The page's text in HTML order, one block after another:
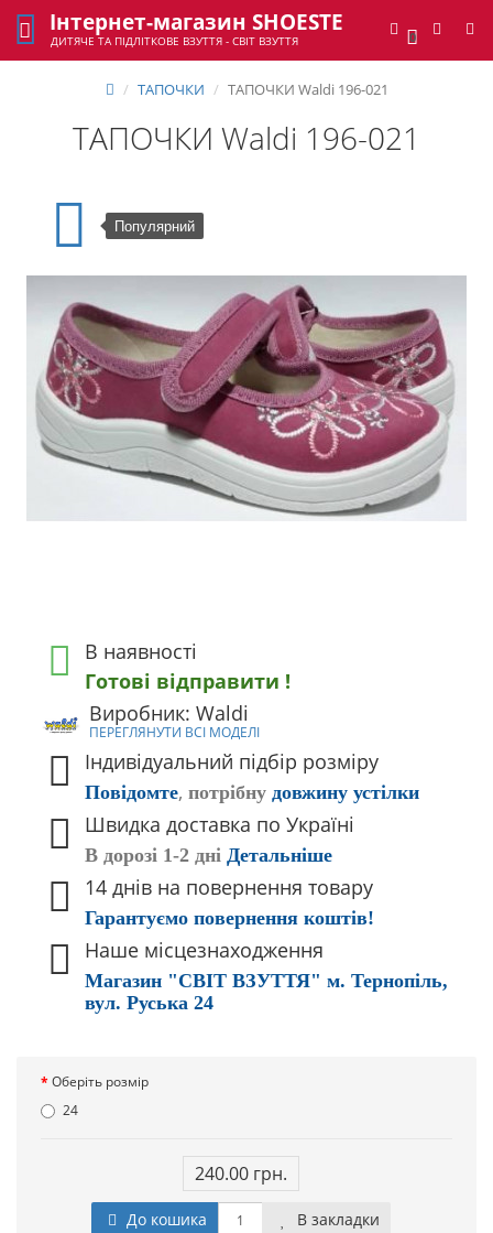
0
Інтернет-магазин SHOESTE
ДИТЯЧЕ ТА ПІДЛІТКОВЕ ВЗУТТЯ - СВІТ ВЗУТТЯ
ТАПОЧКИ ТАПОЧКИ Waldi 196-021
ТАПОЧКИ Waldi 196-021
Популярний
В наявності
Готові відправити !
Виробник: Waldi
ПЕРЕГЛЯНУТИ ВСІ МОДЕЛІ
Індивідуальний підбір розміру
Повідомте, потрібну довжину устілки
Швидка доставка по Україні
В дорозі 1-2 дні Детальніше
14 днів на повернення товару
Гарантуємо повернення коштів!
Наше місцезнаходження
Магазин "СВІТ ВЗУТТЯ" м. Тернопіль,
вул. Руська 24
Оберіть розмір
24
240.00 грн.
До кошика В закладки